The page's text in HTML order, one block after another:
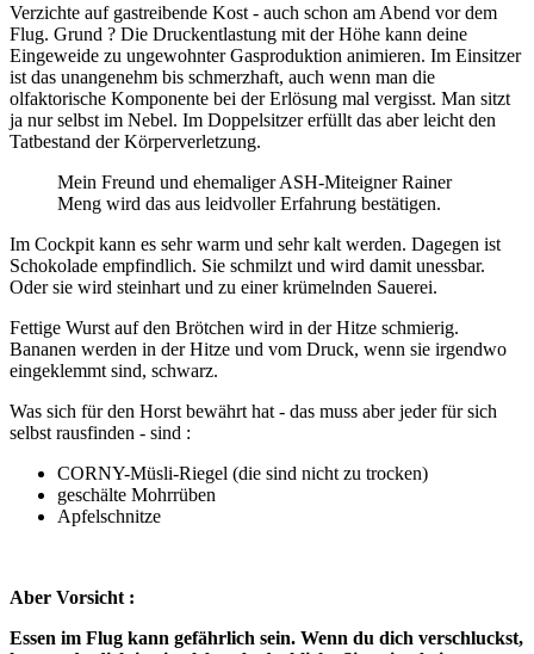
Verzichte auf gastreibende Kost - auch schon am Abend vor dem
Flug. Grund ? Die Druckentlastung mit der Höhe kann deine
Eingeweide zu ungewohnter Gasproduktion animieren. Im Einsitzer
ist das unangenehm bis schmerzhaft, auch wenn man die
olfaktorische Komponente bei der Erlösung mal vergisst. Man sitzt
ja nur selbst im Nebel. Im Doppelsitzer erfüllt das aber leicht den
Tatbestand der Körperverletzung.
Mein Freund und ehemaliger ASH-Miteigner Rainer
Meng wird das aus leidvoller Erfahrung bestätigen.
Im Cockpit kann es sehr warm und sehr kalt werden. Dagegen ist
Schokolade empfindlich. Sie schmilzt und wird damit unessbar.
Oder sie wird steinhart und zu einer krümelnden Sauerei.
Fettige Wurst auf den Brötchen wird in der Hitze schmierig.
Bananen werden in der Hitze und vom Druck, wenn sie irgendwo
eingeklemmt sind, schwarz.
Was sich für den Horst bewährt hat - das muss aber jeder für sich
selbst rausfinden - sind :
CORNY-Müsli-Riegel (die sind nicht zu trocken)
geschälte Mohrrüben
Apfelschnitze
Aber Vorsicht :
Essen im Flug kann gefährlich sein. Wenn du dich verschluckst,